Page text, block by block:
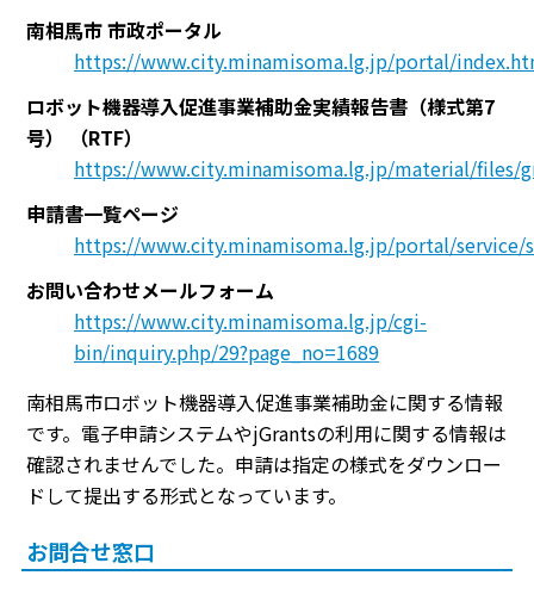
南相馬市 市政ポータル
https://www.city.minamisoma.lg.jp/portal/
ロボット機器導入促進事業補助金実績報告書（様式第7
号）
（RTF）
https://www.city.minamisoma.lg.jp/material/files/
申請書一覧ページ
https://www.city.minamisoma.lg.jp/portal/service/
お問い合わせメールフォーム
https://www.city.minamisoma.lg.jp/cgi-
bin/inquiry.php/29?page_no=1689
南相馬市ロボット機器導入促進事業補助金に関する情報
です。電子申請システムやjGrantsの利用に関する情報は
確認されませんでした。申請は指定の様式をダウンロー
ドして提出する形式となっています。
お問合せ窓口